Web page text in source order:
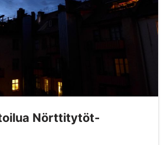
Nörttitytöt-